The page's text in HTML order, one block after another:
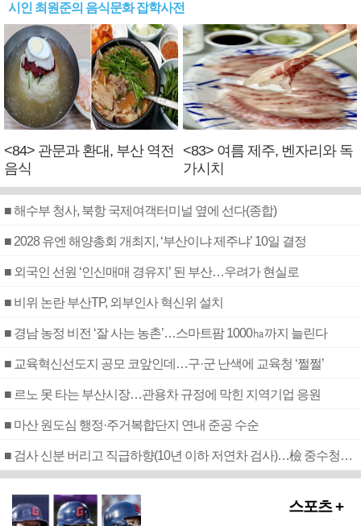
시인 최원준의 음식문화 잡학사전
<84> 관문과 환대, 부산 역전
음식
<83> 여름 제주, 벤자리와 독
가시치
■ 해수부 청사, 북항 국제여객터미널 옆에 선다(종합)
■ 2028 유엔 해양총회 개최지, ‘부산이냐 제주냐’ 10일 결정
■ 외국인 선원 ‘인신매매 경유지’ 된 부산…우려가 현실로
■ 비위 논란 부산TP, 외부인사 혁신위 설치
■ 경남 농정 비전 ‘잘 사는 농촌’…스마트팜 1000㏊까지 늘린다
■ 교육혁신선도지 공모 코앞인데…구·군 난색에 교육청 ‘쩔쩔’
■ 르노 못 타는 부산시장…관용차 규정에 막힌 지역기업 응원
■ 마산 원도심 행정·주거복합단지 연내 준공 수순
■ 검사 신분 버리고 직급하향(10년 이하 저연차 검사)…檢 중수청행 기피
스포츠 +